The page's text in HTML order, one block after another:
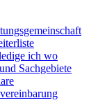
ich wo
Sachgebiete